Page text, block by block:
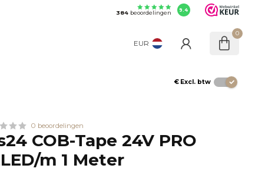
384beoordelingen 9.4
EUR
0
€ Excl. btw
0 beoordelingen
COB-Tape 24V PRO
m 1 Meter